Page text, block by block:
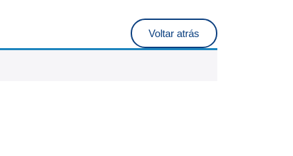
Voltar atrás